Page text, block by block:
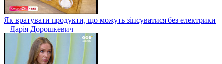
Як вратувати продукти, що можуть зіпсуватися без електрики
– Дарія Дорошкевич